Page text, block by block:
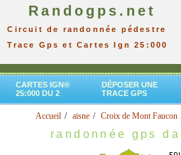
Randogps.net
Circuit de randonnée pédestre
Trace Gps et Cartes Ign 25:000
CARTES IGN®
25:000 DU 2
DÉPOSER UNE
TRACE GPS
Accueil aisne Croix de Mont Faucon
randonnée gps